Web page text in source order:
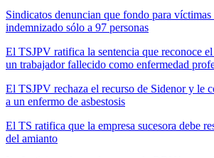
Sindicatos denuncian que fondo para víctimas
indemnizado sólo a 97 personas
El TSJPV ratifica la sentencia que reconoce
un trabajador fallecido como enfermedad
El TSJPV rechaza el recurso de Sidenor y le
a un enfermo de asbestosis
El TS ratifica que la empresa sucesora debe
del amianto